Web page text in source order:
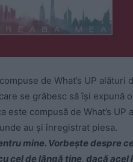
de What’s UP alături
se grăbesc să îşi expună
este compusă de What’s UP
au şi înregistrat piesa.
mine. Vorbeşte despre
cel de lângă tine, dacă